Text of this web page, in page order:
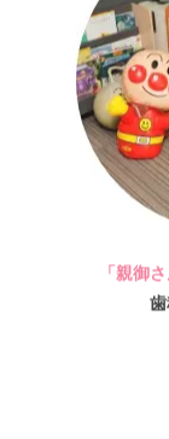
「親御